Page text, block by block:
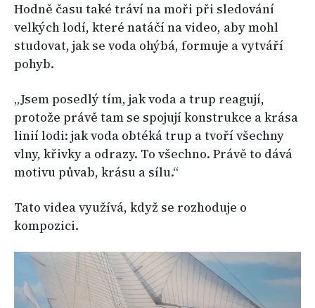
Hodně času také tráví na moři při sledování
velkých lodí, které natáčí na video, aby mohl
studovat, jak se voda ohýbá, formuje a vytváří
pohyb.
„Jsem posedlý tím, jak voda a trup reagují,
protože právě tam se spojují konstrukce a krása
linií lodi: jak voda obtéká trup a tvoří všechny
vlny, křivky a odrazy. To všechno. Právě to dává
motivu půvab, krásu a sílu.“
Tato videa využívá, když se rozhoduje o
kompozici.